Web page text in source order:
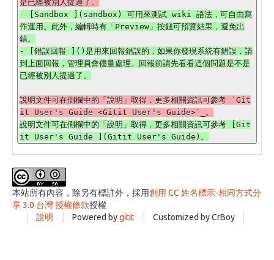
- [Sandbox ](sandbox) 可用來測試 wiki 語法，可自由寫
作運用。此外，編輯時有「Preview」按鈕可預覽結果，避免出
錯。
- [錯誤回報 ]()是用來回報錯誤的，如果你發現系統有錯誤，請
到上面回報，管理員會儘量處理。回報前請先看看這個問題是不是
說明文件可在側欄中的「說明」取得，更多相關資訊可參考 `Git
說明文件可在側欄中的「說明」取得，更多相關資訊可參考 [Git
本站所有內容，除另有標註外，採用創用 CC 姓名標示-相同方式分
享 3.0 台灣 授權條款授權
說明
Powered bygitit Customized by CrBoy